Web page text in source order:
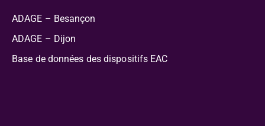
ADAGE – Besançon
ADAGE – Dijon
Base de données des dispositifs EAC